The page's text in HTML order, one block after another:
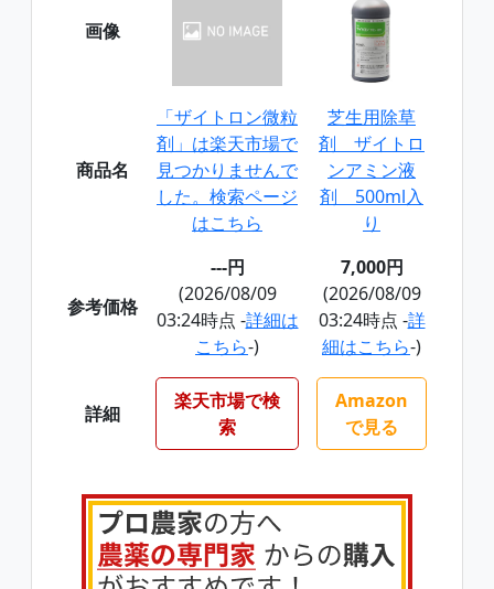
画像
商品名
「ザイトロン微粒
剤」は楽天市場で
見つかりませんで
した。検索ページ
はこちら
芝生用除草
剤 ザイトロ
ンアミン液
剤 500ml入
り
参考価格
---円
(2026/08/09
03:24時点 -詳細は
こちら-)
7,000円
(2026/08/09
03:24時点 -詳
細はこちら-)
詳細
楽天市場で検
索
Amazon
で見る